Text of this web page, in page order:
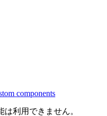
components
利用できません。